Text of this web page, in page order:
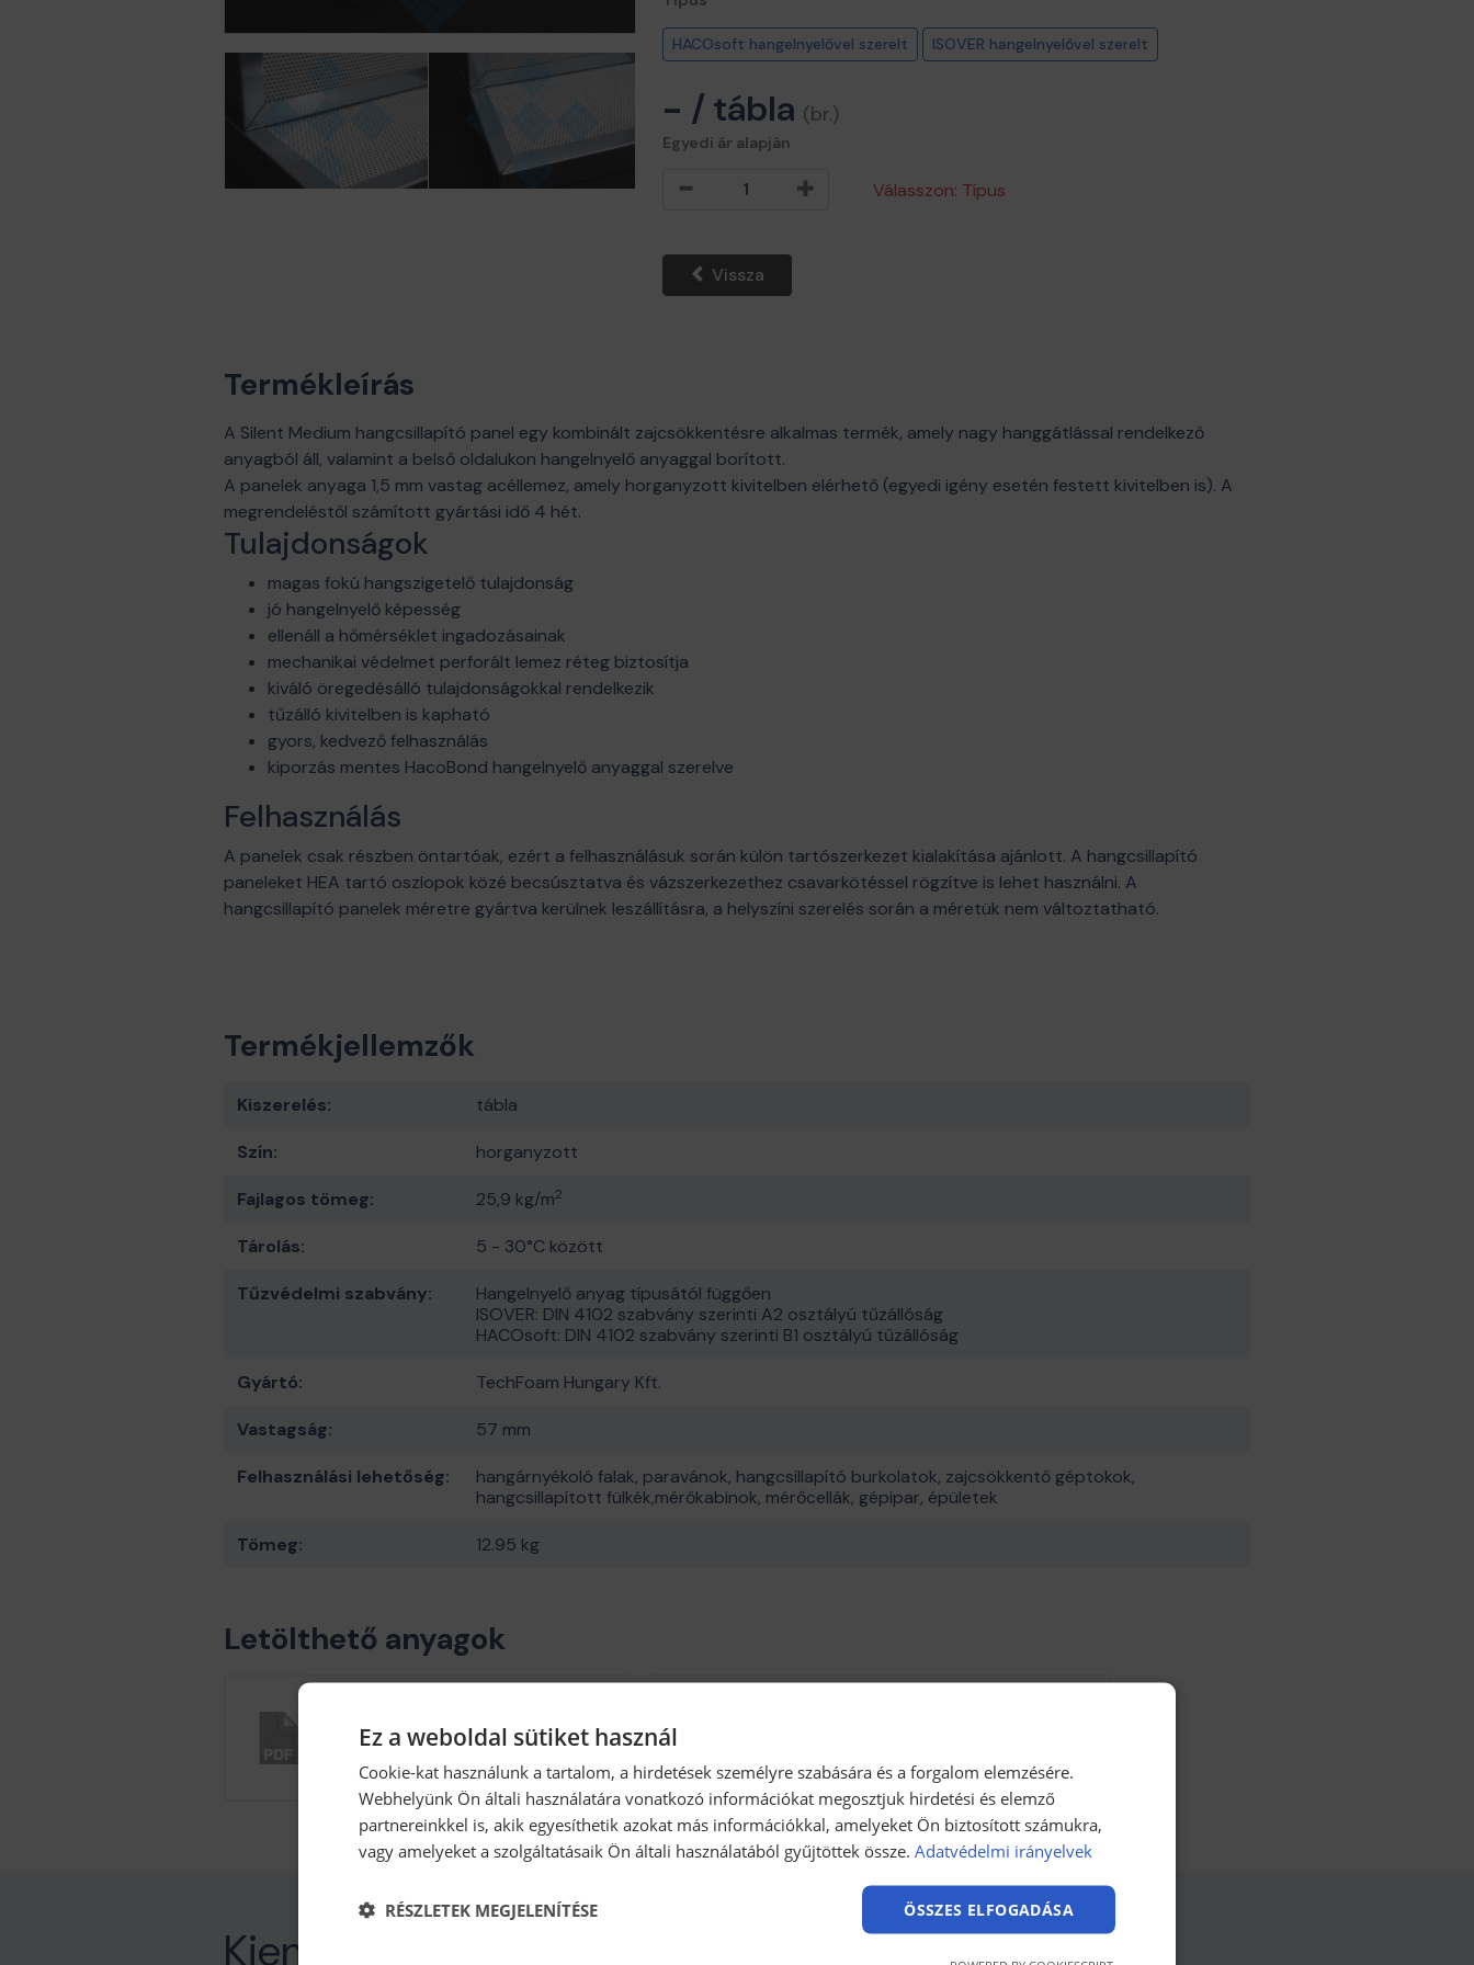
HACOsoft hangelnyelővel szerelt ISOVER hangelnyelővel szerelt
- / tábla (br.)
Egyedi ár alapján
Válasszon: Típus
Vissza
Termékleírás
A Silent Medium hangcsillapító panel egy kombinált zajcsökkentésre alkalmas termék, amely nagy hanggátlással rendelkező
anyagból áll, valamint a belső oldalukon hangelnyelő anyaggal borított.
A panelek anyaga 1,5 mm vastag acéllemez, amely horganyzott kivitelben elérhető (egyedi igény esetén festett kivitelben is). A
megrendeléstől számított gyártási idő 4 hét.
Tulajdonságok
magas fokú hangszigetelő tulajdonság
jó hangelnyelő képesség
ellenáll a hőmérséklet ingadozásainak
mechanikai védelmet perforált lemez réteg biztosítja
kiváló öregedésálló tulajdonságokkal rendelkezik
tűzálló kivitelben is kapható
gyors, kedvező felhasználás
kiporzás mentes HacoBond hangelnyelő anyaggal szerelve
Felhasználás
A panelek csak részben öntartóak, ezért a felhasználásuk során külön tartószerkezet kialakítása ajánlott. A hangcsillapító
paneleket HEA tartó oszlopok közé becsúsztatva és vázszerkezethez csavarkötéssel rögzítve is lehet használni. A
hangcsillapító panelek méretre gyártva kerülnek leszállításra, a helyszíni szerelés során a méretük nem változtatható.
Termékjellemzők
Kiszerelés: tábla
Szín: horganyzott
Fajlagos tömeg: 25,9 kg/m2
Tárolás: 5 - 30°C között
Tűzvédelmi szabvány:
Hangelnyelő anyag típusától függően
ISOVER: DIN 4102 szabvány szerinti A2 osztályú tűzállóság
HACOsoft: DIN 4102 szabvány szerinti B1 osztályú tűzállóság
Gyártó: TechFoam Hungary Kft.
Vastagság: 57 mm
Felhasználási lehetőség:
hangárnyékoló falak, paravánok, hangcsillapító burkolatok, zajcsökkentő géptokok,
hangcsillapított fülkék,mérőkabinok, mérőcellák, gépipar, épületek
Tömeg: 12.95 kg
Letölthető anyagok
185.44 kB kb / pdf
Letöltés
Letöltés
Kiemelt termékeink
Ez a weboldal sütiket használ
Cookie-kat használunk a tartalom, a hirdetések személyre szabására és a forgalom elemzésére.
Webhelyünk Ön általi használatára vonatkozó információkat megosztjuk hirdetési és elemző
partnereinkkel is, akik egyesíthetik azokat más információkkal, amelyeket Ön biztosított számukra,
vagy amelyeket a szolgáltatásaik Ön általi használatából gyűjtöttek össze. Adatvédelmi irányelvek
ÖSSZES ELFOGADÁSA
RÉSZLETEK MEGJELENÍTÉSE